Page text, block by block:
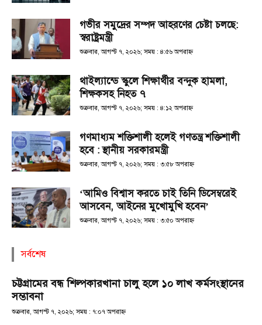
গভীর সমুদ্রের সম্পদ আহরণের চেষ্টা চলছে:
স্বরাষ্ট্রমন্ত্রী
শুক্রবার, আগস্ট ৭, ২০২৬; সময় : ৪:৫৬ অপরাহ্ণ
থাইল্যান্ডে স্কুলে শিক্ষার্থীর বন্দুক হামলা,
শিক্ষকসহ নিহত ৭
শুক্রবার, আগস্ট ৭, ২০২৬; সময় : ৪:১২ অপরাহ্ণ
গণমাধ্যম শক্তিশালী হলেই গণতন্ত্র শক্তিশালী
হবে : স্থানীয় সরকারমন্ত্রী
শুক্রবার, আগস্ট ৭, ২০২৬; সময় : ৩:৫৮ অপরাহ্ণ
‘আমিও বিশ্বাস করতে চাই তিনি ডিসেম্বরেই
আসবেন, আইনের মুখোমুখি হবেন’
শুক্রবার, আগস্ট ৭, ২০২৬; সময় : ৩:৫০ অপরাহ্ণ
সর্বশেষ
চট্টগ্রামের বন্ধ শিল্পকারখানা চালু হলে ১০ লাখ কর্মসংস্থানের
সম্ভাবনা
শুক্রবার, আগস্ট ৭, ২০২৬; সময় : ৭:০৭ অপরাহ্ণ